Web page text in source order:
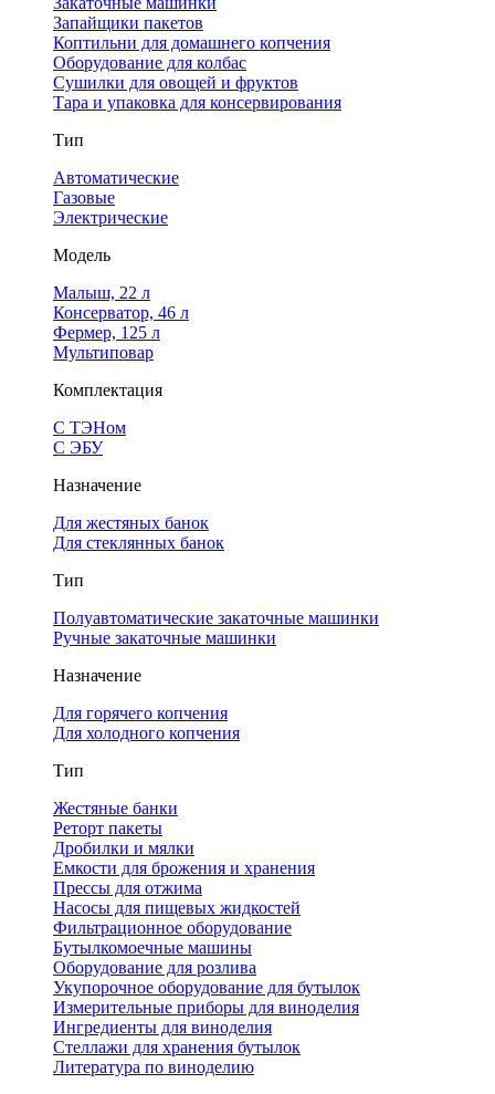
Запайщики пакетов
Коптильни для домашнего копчения
Оборудование для колбас
Сушилки для овощей и фруктов
Тара и упаковка для консервирования
Тип
Автоматические
Газовые
Электрические
Модель
Малыш, 22 л
Консерватор, 46 л
Фермер, 125 л
Мультиповар
Комплектация
С ТЭНом
С ЭБУ
Назначение
Для жестяных банок
Для стеклянных банок
Тип
Полуавтоматические закаточные машинки
Ручные закаточные машинки
Назначение
Для горячего копчения
Для холодного копчения
Тип
Жестяные банки
Реторт пакеты
Дробилки и мялки
Емкости для брожения и хранения
Прессы для отжима
Насосы для пищевых жидкостей
Фильтрационное оборудование
Бутылкомоечные машины
Оборудование для розлива
Укупорочное оборудование для бутылок
Измерительные приборы для виноделия
Ингредиенты для виноделия
Стеллажи для хранения бутылок
Литература по виноделию